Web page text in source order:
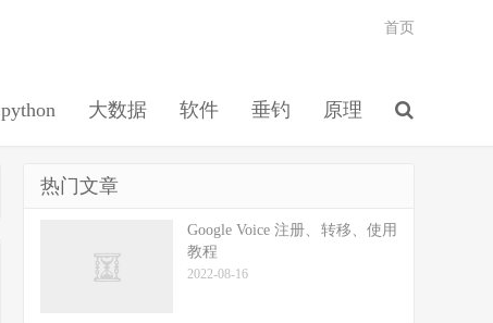
python 大数据 软件 垂钓 原理
首页
热门文章
Google Voice 注册、转移、使用
教程
2022-08-16